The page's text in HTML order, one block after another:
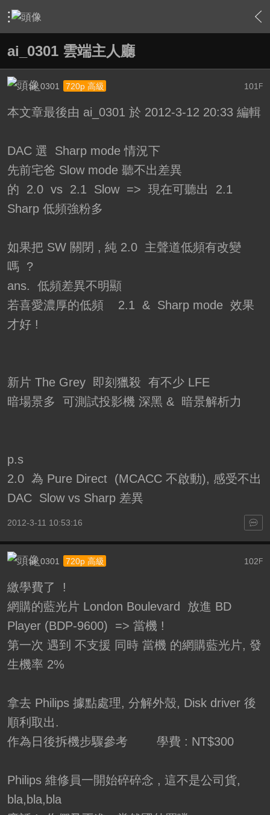
› 家庭劇院 › 我的家庭劇院 › 內容
ai_0301 雲端主人廳
101 F
ai_0301 720p 高級
本文章最後由 ai_0301 於 2012-3-12 20:33 編輯
DAC 選 Sharp mode 情況下
先前宅爸 Slow mode 聽不出差異
的 2.0 vs 2.1 Slow => 現在可聽出 2.1
Sharp 低頻強粉多
如果把 SW 關閉 , 純 2.0 主聲道低頻有改變
嗎 ?
ans. 低頻差異不明顯
若喜愛濃厚的低頻 2.1 & Sharp mode 效果
才好 !
新片 The Grey 即刻獵殺 有不少 LFE
暗場景多 可測試投影機 深黑 & 暗景解析力
p.s
2.0 為 Pure Direct (MCACC 不啟動), 感受不出
DAC Slow vs Sharp 差異
2012-3-11 10:53:16
102F
ai_0301 720p 高級
繳學費了 !
網購的藍光片 London Boulevard 放進 BD
Player (BDP-9600) => 當機 !
第一次 遇到 不支援 同時 當機 的網購藍光片, 發
生機率 2%
拿去 Philips 據點處理, 分解外殼, Disk driver 後
順利取出.
作為日後拆機步驟參考
學費 : NT$300
Philips 維修員一開始碎碎念 , 這不是公司貨,
bla,bla,bla